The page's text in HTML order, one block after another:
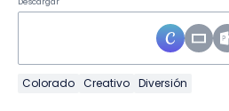
Descargar
Colorado Creativo Diversión